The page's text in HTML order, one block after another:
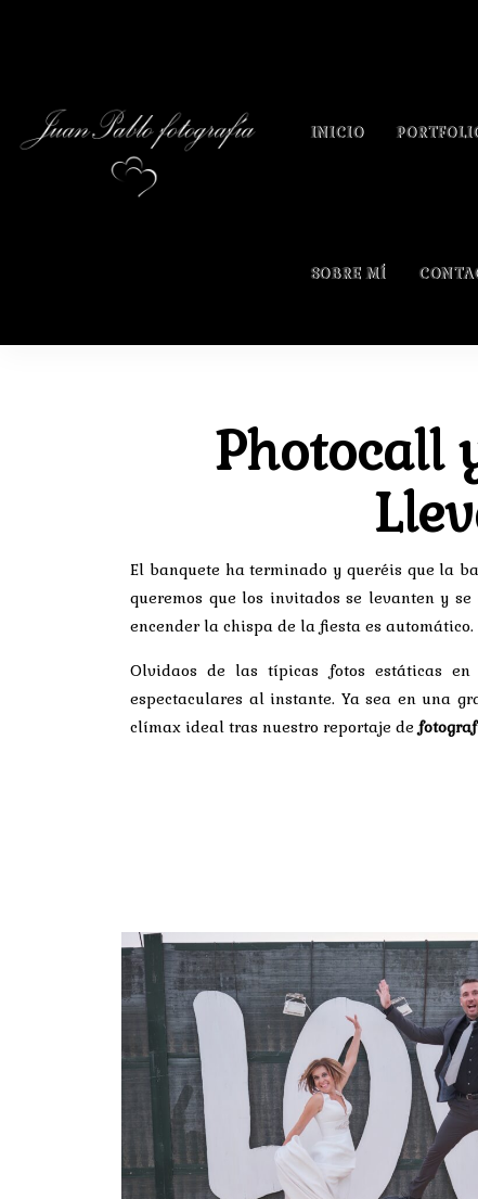
INICIO
SOBRE MÍ
Photocall
El banquete ha terminado y queréis que la
queremos que los invitados se levanten y
encender la chispa de la fiesta es automático.
Olvidaos de las típicas fotos estáticas en
espectaculares al instante. Ya sea en una
clímax ideal tras nuestro reportaje de